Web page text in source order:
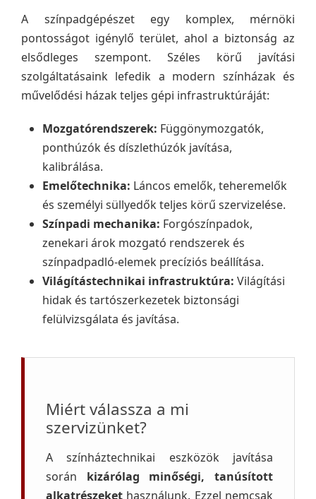
A színpadgépészet egy komplex, mérnöki
pontosságot igénylő terület, ahol a biztonság az
elsődleges szempont. Széles körű javítási
szolgáltatásaink lefedik a modern színházak és
művelődési házak teljes gépi infrastruktúráját:
Mozgatórendszerek: Függönymozgatók,
ponthúzók és díszlethúzók javítása,
kalibrálása.
Emelőtechnika: Láncos emelők, teheremelők
és személyi süllyedők teljes körű szervizelése.
Színpadi mechanika: Forgószínpadok,
zenekari árok mozgató rendszerek és
színpadpadló-elemek precíziós beállítása.
Világítástechnikai infrastruktúra: Világítási
hidak és tartószerkezetek biztonsági
felülvizsgálata és javítása.
Miért válassza a mi
szervizünket?
A színháztechnikai eszközök javítása
során kizárólag minőségi, tanúsított
alkatrészeket használunk. Ezzel nemcsak